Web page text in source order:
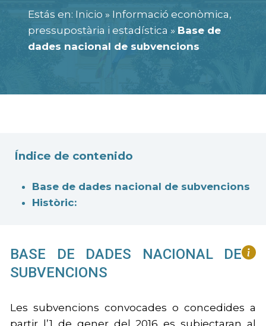
Estás en: Inicio » Informació econòmica,
pressupostària i estadística » Base de
dades nacional de subvencions
Índice de contenido
Base de dades nacional de subvencions
Històric:
BASE DE DADES NACIONAL DE
SUBVENCIONS
Les subvencions convocades o concedides a